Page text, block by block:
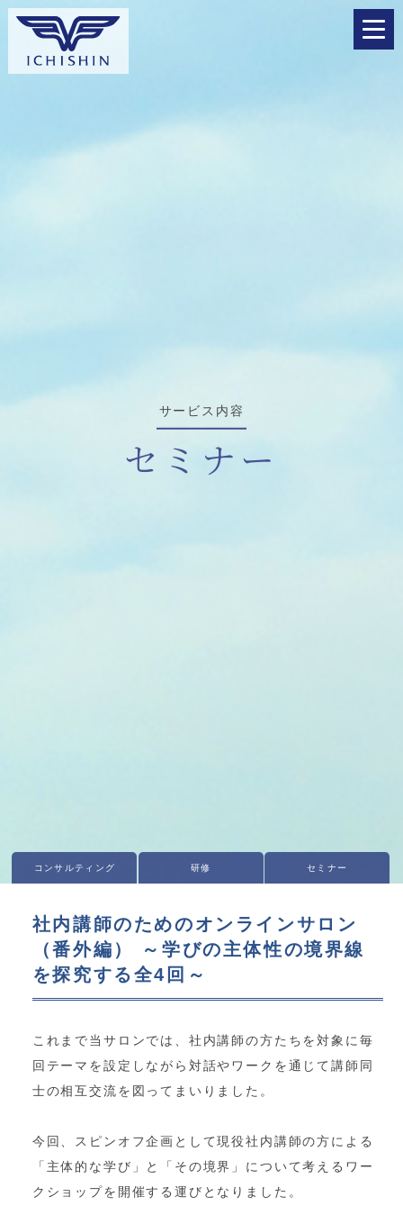
サービス内容
セミナー
コンサルティング 研修 セミナー
社内講師のためのオンラインサロン
（番外編） ～学びの主体性の境界線
を探究する全4回～
これまで当サロンでは、社内講師の方たちを対象に毎
回テーマを設定しながら対話やワークを通じて講師同
士の相互交流を図ってまいりました。
今回、スピンオフ企画として現役社内講師の方による
「主体的な学び」と「その境界」について考えるワー
クショップを開催する運びとなりました。